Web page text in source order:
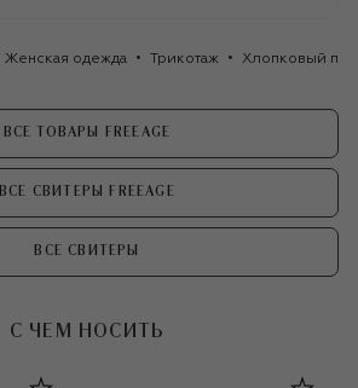
Женская одежда Трикотаж Хлопковый
ВСЕ ТОВАРЫ FREEAGE
ВСЕ СВИТЕРЫ FREEAGE
ВСЕ СВИТЕРЫ
С ЧЕМ НОСИТЬ